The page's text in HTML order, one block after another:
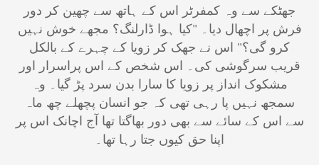
جھٹکے سے وہ کمفرٹر اس کے ہاتھ سے چھین کر دور
فرش پر اچھال دیا۔ "کیا ہوا ڈارلنگ؟ مجھے خوش نہیں
کرو گی؟" اس نے جھک کر زویا کے چہرے کے بالکل
قریب سرگوشی کی۔ اس شخص کے اس پراسرار اور
مشکوک انداز پر زویا کا سارا بدن سرد پڑ گیا۔ وہ
سمجھ نہیں پا رہی تھی کہ جو انسان پچھلے چھ ماہ
سے اس کے سائے سے بھی دور بھاگتا تھا آج اچانک اس پر
اپنا حق کیوں جتا رہا تھا۔